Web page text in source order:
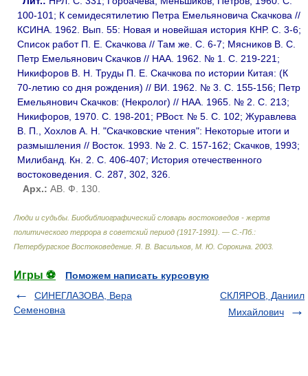
100-101; К семидесятилетию Петра Емельяновича Скачкова //
КСИНА. 1962. Вып. 55: Новая и новейшая история КНР. С. 3-6;
Список работ П. Е. Скачкова // Там же. С. 6-7; Мясников В. С.
Петр Емельянович Скачков // НАА. 1962. № 1. С. 219-221;
Никифоров В. Н. Труды П. Е. Скачкова по истории Китая: (К
70-летию со дня рождения) // ВИ. 1962. № 3. С. 155-156; Петр
Емельянович Скачков: (Некролог) // НАА. 1965. № 2. С. 213;
Никифоров, 1970. С. 198-201; РВост. № 5. С. 102; Журавлева
В. П., Хохлов А. Н. "Скачковские чтения": Некоторые итоги и
размышления // Восток. 1993. № 2. С. 157-162; Скачков, 1993;
Милибанд. Кн. 2. С. 406-407; История отечественного
востоковедения. С. 287, 302, 326.
Арх.: АВ. Ф. 130.
Люди и судьбы. Биобиблиографический словарь востоковедов - жертв
политического террора в советский период (1917-1991). — С.-Пб.:
Петербургское Востоковедение Я. В. Васильков, М. Ю. Сорокина 2003
Игры ⚽
Поможем написать курсовую
СИНЕГЛАЗОВА, Вера
Семеновна
СКЛЯРОВ, Даниил
Михайлович